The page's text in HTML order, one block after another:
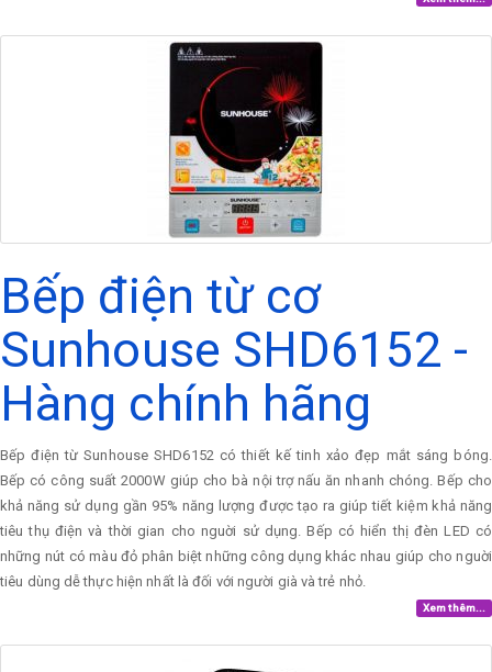
Bếp điện từ cơ
Sunhouse SHD6152 -
Hàng chính hãng
Bếp điện từ Sunhouse SHD6152 có thiết kế tinh xảo đẹp mắt sáng bóng.
Bếp có công suất 2000W giúp cho bà nội trợ nấu ăn nhanh chóng. Bếp cho
khả năng sử dụng gần 95% năng lượng được tạo ra giúp tiết kiệm khả năng
tiêu thụ điện và thời gian cho nguời sử dụng. Bếp có hiển thị đèn LED có
những nút có màu đỏ phân biệt những công dụng khác nhau giúp cho nguời
tiêu dùng dễ thực hiện nhất là đối với người già và trẻ nhỏ.
Xem thêm...